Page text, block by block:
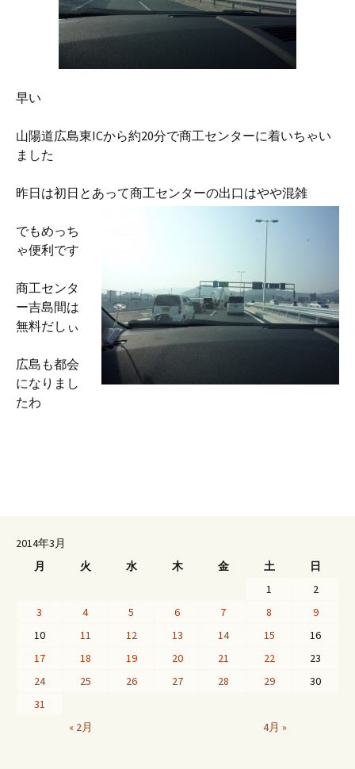
早い
山陽道広島東ICから約20分で商工センターに着いちゃい
ました
昨日は初日とあって商工センターの出口はやや混雑
でもめっち
ゃ便利です
商工センタ
ー吉島間は
無料だしぃ
広島も都会
になりまし
たわ
2014年3月
月
火 水 木 金 土
日
1
2
3
4 5 6 7 8
9
10
11 12 13 14 15
16
17
18 19 20 21 22
23
24
25 26 27 28 29
30
31
« 2月
4月 »